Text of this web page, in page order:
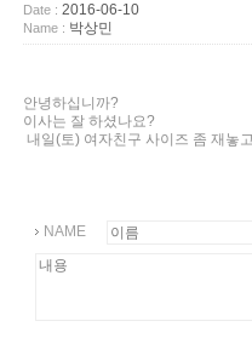
Date : 2016-06-10
Name : 박상민
안녕하십니까?
이사는 잘 하셨나요?
내일(토) 여자친구 사이즈 좀 재놓
NAME